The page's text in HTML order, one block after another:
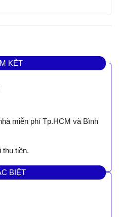
KẾT
miễn phí Tp.HCM và Bình
thu tiền.
BIỆT